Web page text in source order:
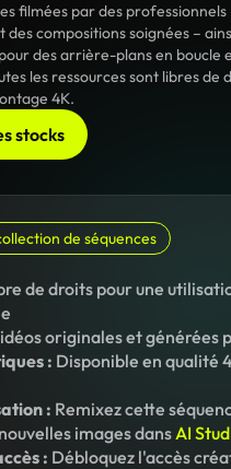
filmées par des
compositions soignées –
des arrière-plans en boucle
les ressources sont libres de
4K.
stocks
de séquences
de droits pour une
originales et générées
: Disponible en qualité
: Remixez cette
images dansAI
: Débloquez l'accès